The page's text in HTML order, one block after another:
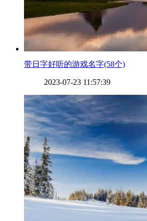
​带日字好听的游戏名字(58个)
2023-07-23 11:57:39